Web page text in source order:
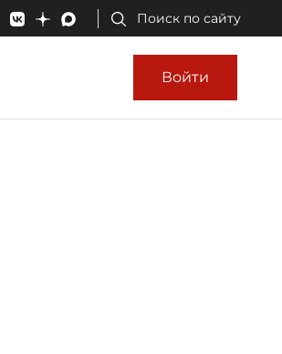
Поиск по сайту
Войти